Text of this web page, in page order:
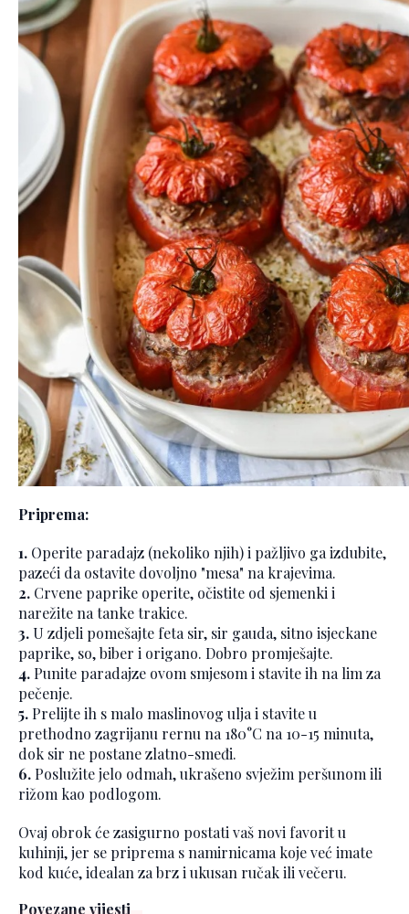
Priprema:
1. Operite paradajz (nekoliko njih) i pažljivo ga izdubite,
pazeći da ostavite dovoljno "mesa" na krajevima.
2. Crvene paprike operite, očistite od sjemenki i
narežite na tanke trakice.
3.U zdjeli pomešajte feta sir, sir gauda, sitno isjeckane
paprike, so, biber i origano. Dobro promješajte.
4.Punite paradajze ovom smjesom i stavite ih na lim za
pečenje.
5.Prelijte ih s malo maslinovog ulja i stavite u
prethodno zagrijanu rernu na 180°C na 10-15 minuta,
dok sir ne postane zlatno-smeđi.
6.Poslužite jelo odmah, ukrašeno svježim peršunom ili
rižom kao podlogom.
Ovaj obrok će zasigurno postati vaš novi favorit u
kuhinji, jer se priprema s namirnicama koje već imate
kod kuće, idealan za brz i ukusan ručak ili večeru.
Povezane vijesti